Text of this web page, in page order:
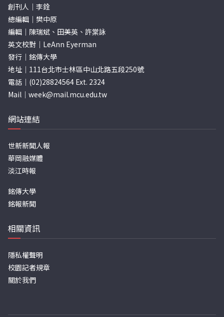
創刊人｜李銓
總編輯｜樊中原
編輯｜陳瑞斌、田美英、許棠詠
英文校對｜LeAnn Eyerman
發行｜銘傳大學
地址｜111台北市士林區中山北路五段250號
電話｜(02)28824564 Ext. 2324
Mail｜ week@mail.mcu.edu.tw
網站連結
世新新聞人報
華岡融媒體
淡江時報
銘傳大學
銘報新聞
相關資訊
隱私權聲明
校園記者規章
關於我們